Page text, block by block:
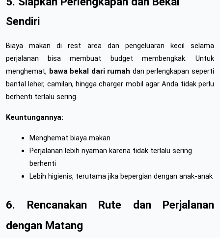
Sendiri
Biaya makan di rest area dan pengeluaran kecil selama
perjalanan bisa membuat budget membengkak. Untuk
menghemat, bawa bekal dari rumah dan perlengkapan seperti
bantal leher, camilan, hingga charger mobil agar Anda tidak perlu
berhenti terlalu sering.
Keuntungannya:
Menghemat biaya makan
Perjalanan lebih nyaman karena tidak terlalu sering
berhenti
Lebih higienis, terutama jika bepergian dengan anak-anak
6. Rencanakan Rute dan Perjalanan
dengan Matang